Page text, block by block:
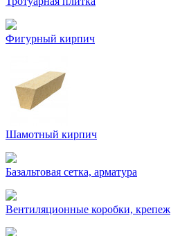
Фигурный кирпич
Шамотный кирпич
Базальтовая сетка, арматура
Вентиляционные коробки, крепеж